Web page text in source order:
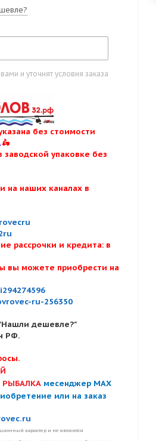
и уточнят условия заказа
без стоимости
🛵
упаковке без
на наших каналах в
рассрочки и кредита: в
вы можете приобрести на
ru-256350
дешевле?"
РФ.
РЫБАЛКА месенджер MAX
или на заказ
характер и не являются